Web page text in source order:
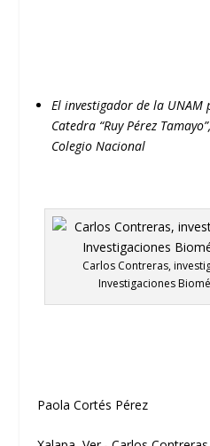
El investigador de la
Catedra “Ruy Pérez Tamayo”
Colegio Nacional
Carlos Contreras,
Investigaciones
Paola Cortés Pérez